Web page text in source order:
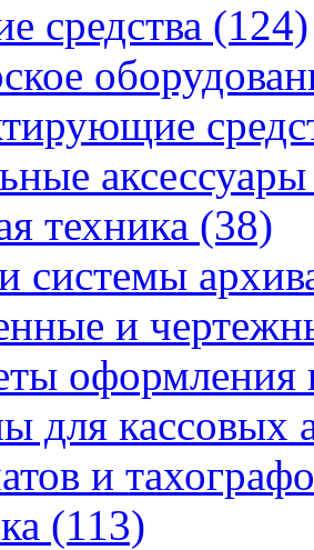
средства (124)
техника (38)
системы
и
оформления
для кассовых
и
(113)